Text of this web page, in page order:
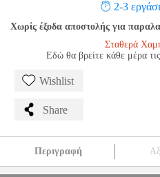
2-3
Χωρίς έξοδα αποστολής για
Σταθερά
Εδώ θα βρείτε κάθε μέρα
Wishlist
Share
Περιγραφή